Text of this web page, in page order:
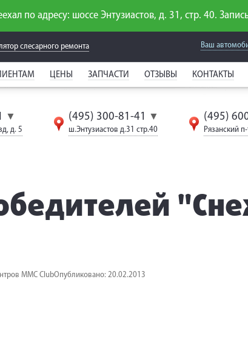
по адресу: шоссе Энтузиастов, д. 31, стр. 40.
слесарного ремонта Ваш
ЦЕНЫ ЗАПЧАСТИ ОТЗЫВЫ КОНТАКТЫ
▼
д. 5
(495) 300-81-41 ▼
ш.Энтузиастов д.31 стр.40
(495)
Рязанский
MMC ClubОпубликовано: 20.02.2013